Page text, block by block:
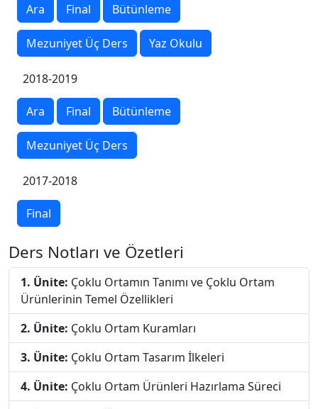
Ara Final Bütünleme
Mezuniyet Üç Ders Yaz Okulu
2018-2019
Ara Final Bütünleme
Mezuniyet Üç Ders
2017-2018
Final
Ders Notları ve Özetleri
1. Ünite: Çoklu Ortamın Tanımı ve Çoklu Ortam
Ürünlerinin Temel Özellikleri
2. Ünite: Çoklu Ortam Kuramları
3. Ünite: Çoklu Ortam Tasarım İlkeleri
4. Ünite: Çoklu Ortam Ürünleri Hazırlama Süreci